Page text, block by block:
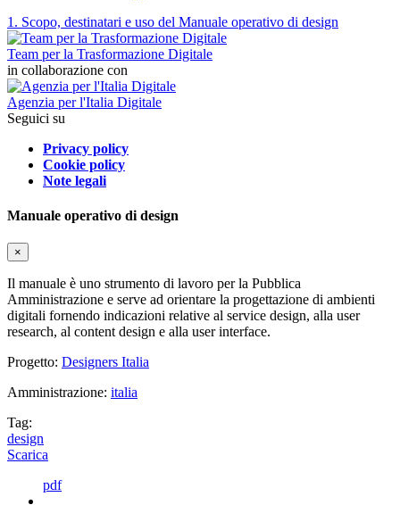
1. Scopo, destinatari e uso del Manuale operativo di design
Team per la Trasformazione Digitale
in collaborazione con
Agenzia per l'Italia Digitale
Seguici su
Privacy policy
Cookie policy
Note legali
Manuale operativo di design
×
Il manuale è uno strumento di lavoro per la Pubblica
Amministrazione e serve ad orientare la progettazione di ambienti
digitali fornendo indicazioni relative al service design, alla user
research, al content design e alla user interface.
Progetto: Designers Italia
Amministrazione: italia
Tag:
design
Scarica
pdf